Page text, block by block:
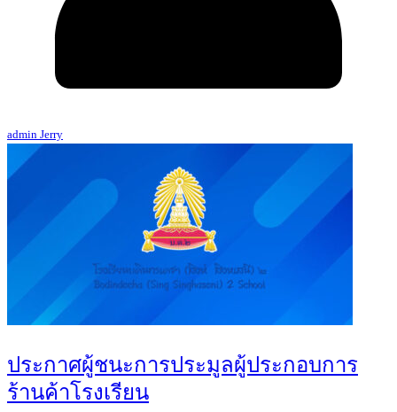
admin Jerry
ประกาศผู้ชนะการประมูลผู้ประกอบการ
ร้านค้าโรงเรียน